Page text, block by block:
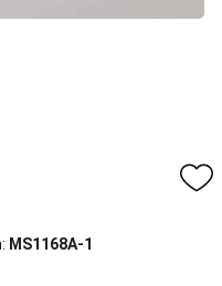
MS1168A-1